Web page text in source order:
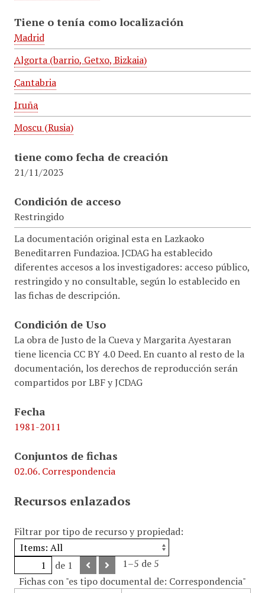
Tiene o tenía como localización
Madrid
Algorta (barrio, Getxo, Bizkaia)
Cantabria
Iruña
Moscu (Rusia)
tiene como fecha de creación
21/11/2023
Condición de acceso
Restringido
La documentación original esta en Lazkaoko
Beneditarren Fundazioa. JCDAG ha establecido
diferentes accesos a los investigadores: acceso público,
restringido y no consultable, según lo establecido en
las fichas de descripción.
Condición de Uso
La obra de Justo de la Cueva y Margarita Ayestaran
tiene licencia CC BY 4.0 Deed. En cuanto al resto de la
documentación, los derechos de reproducción serán
compartidos por LBF y JCDAG
Fecha
1981-2011
Conjuntos de fichas
02.06. Correspondencia
Recursos enlazados
Filtrar por tipo de recurso y propiedad:
de 1
1–5 de 5
Fichas con "es tipo documental de: Correspondencia"